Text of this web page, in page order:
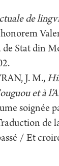
de
de Stat din
J. M.,
et à
soignée
de
/ Et